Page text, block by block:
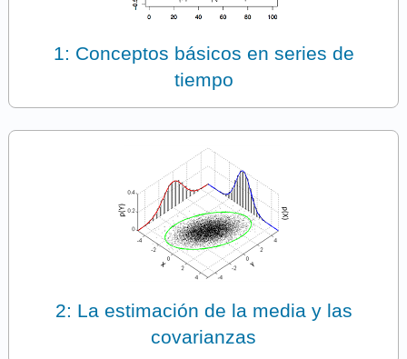
1: Conceptos básicos en series de
tiempo
2: La estimación de la media y las
covarianzas